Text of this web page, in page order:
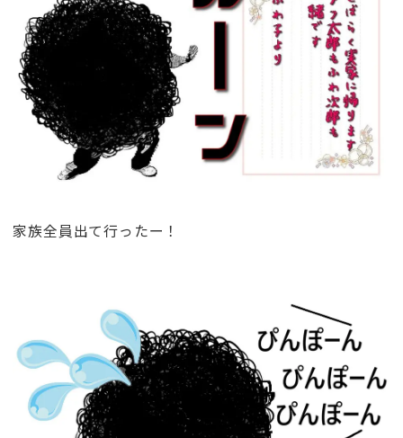
家族全員出て行ったー！